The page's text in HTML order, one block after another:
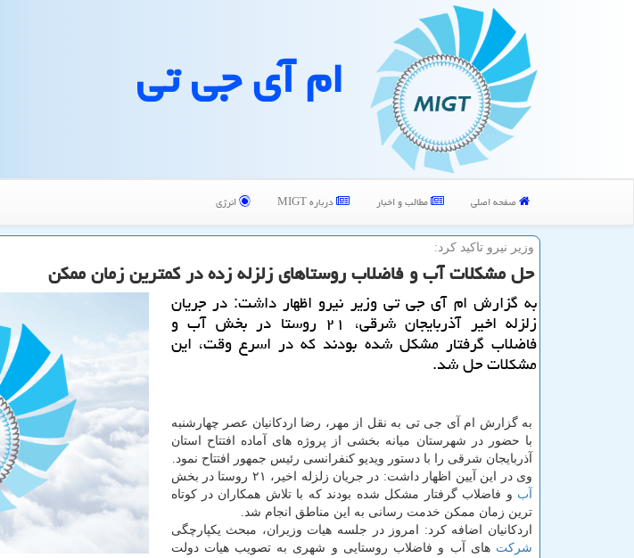
ام آی جی تی
صفحه اصلی مطالب و اخبار درباره MIGT انرژی
وزیر نیرو تاكید كرد:‏
حل مشكلات آب و فاضلاب روستاهای زلزله زده در كمترین زمان ممكن
به گزارش ام آی جی تی وزیر نیرو اظهار داشت: در جریان
زلزله اخیر آذربایجان شرقی، ۲۱ روستا در بخش آب و
فاضلاب گرفتار مشكل شده بودند كه در ‏اسرع وقت، این
مشكلات حل شد.‏
به گزارش ام آی جی تی به نقل از مهر، رضا اردكانیان عصر چهارشنبه
با حضور در شهرستان میانه بخشی از پروژه های آماده افتتاح استان
آذربایجان شرقی را با دستور ویدیو كنفرانسی رئیس جمهور افتتاح نمود.
وی در این آیین اظهار داشت: در جریان زلزله اخیر، ۲۱ روستا در بخش
آب و فاضلاب گرفتار مشكل شده بودند كه با تلاش همكاران در كوتاه
ترین زمان ممكن خدمت رسانی به این مناطق انجام شد.
اردكانیان اضافه كرد: امروز در جلسه هیات وزیران، مبحث یكپارچگی
شركت های آب و فاضلاب روستایی و شهری به تصویب هیات دولت